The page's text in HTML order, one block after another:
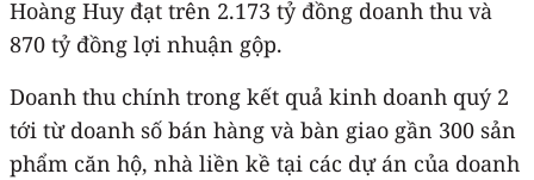
Hoàng Huy đạt trên 2.173 tỷ đồng doanh thu và
870 tỷ đồng lợi nhuận gộp.
Doanh thu chính trong kết quả kinh doanh quý 2
tới từ doanh số bán hàng và bàn giao gần 300 sản
phẩm căn hộ, nhà liền kề tại các dự án của doanh